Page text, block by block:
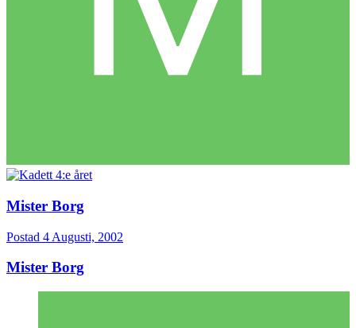
Mister Borg
Postad 4 Augusti, 2002
Mister Borg